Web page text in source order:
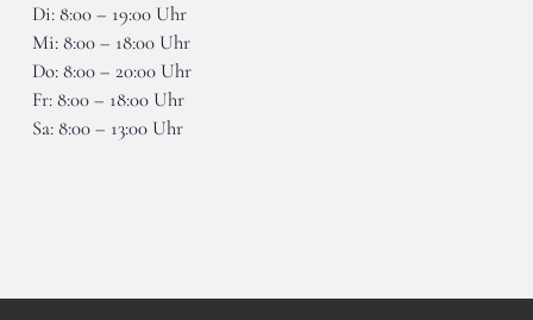
Di: 8:00 – 19:00 Uhr
Mi: 8:00 – 18:00 Uhr
Do: 8:00 – 20:00 Uhr
Fr: 8:00 – 18:00 Uhr
Sa: 8:00 – 13:00 Uhr